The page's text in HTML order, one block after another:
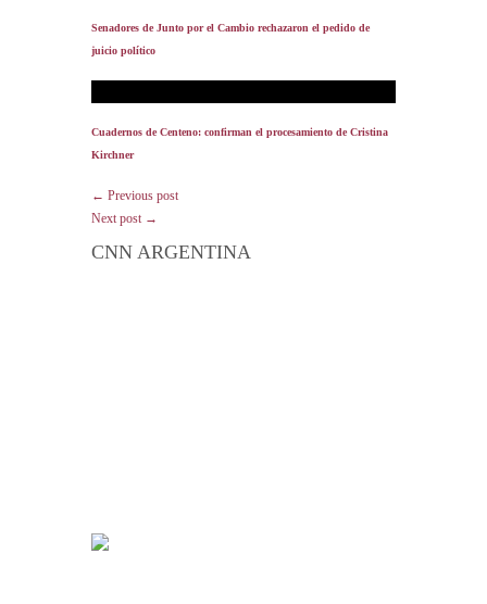
Senadores de Junto por el Cambio rechazaron el pedido de
juicio político
Cuadernos de Centeno: confirman el procesamiento de Cristina
Kirchner
← Previous post
Next post →
CNN ARGENTINA